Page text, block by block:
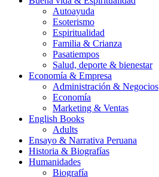
Autoayuda
Esoterismo
Espiritualidad
Familia & Crianza
Pasatiempos
Salud, deporte & bienestar
Economía & Empresa
Administración & Negocios
Economía
Marketing & Ventas
English Books
Adults
Ensayo & Narrativa Peruana
Historia & Biografías
Humanidades
Biografía